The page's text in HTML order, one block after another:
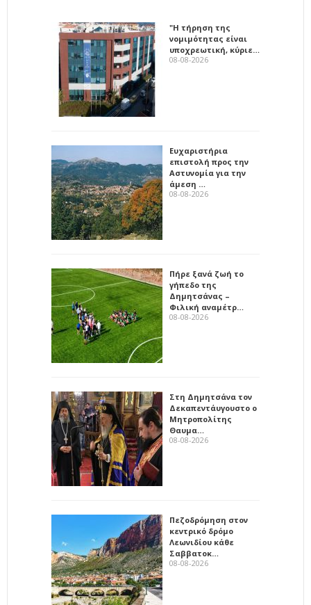
"Η τήρηση της
νομιμότητας είναι
υποχρεωτική, κύριε…
08-08-2026
Ευχαριστήρια
επιστολή προς την
Αστυνομία για την
άμεση …
08-08-2026
Πήρε ξανά ζωή το
γήπεδο της
Δημητσάνας –
Φιλική αναμέτρ…
08-08-2026
Στη Δημητσάνα τον
Δεκαπεντάυγουστο ο
Μητροπολίτης
Θαυμα…
08-08-2026
Πεζοδρόμηση στον
κεντρικό δρόμο
Λεωνιδίου κάθε
Σαββατοκ…
08-08-2026